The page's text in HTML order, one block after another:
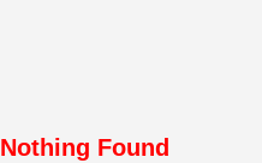
Nothing Found